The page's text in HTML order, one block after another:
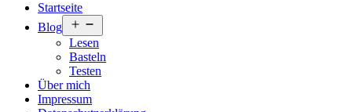
Startseite
Blog
öffnen
Lesen
Basteln
Testen
Über mich
Impressum